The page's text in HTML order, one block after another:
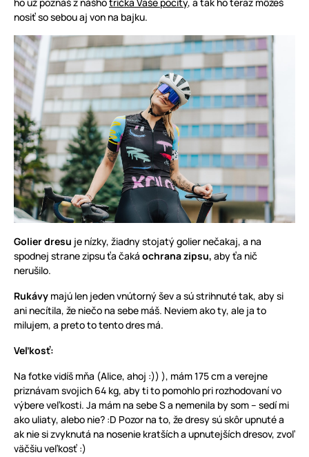
ho už poznáš z nášhotrička Vaše pocity, a tak ho teraz môžeš
nosiť so sebou aj von na bajku.
Golier dresu je nízky, žiadny stojatý golier nečakaj, a na
spodnej strane zipsu ťa čaká ochrana zipsu, aby ťa nič
nerušilo.
Rukávy majú len jeden vnútorný šev a sú strihnuté tak, aby si
ani necítila, že niečo na sebe máš. Neviem ako ty, ale ja to
milujem, a preto to tento dres má.
Veľkosť:
Na fotke vidíš mňa (Alice, ahoj :)) ), mám 175 cm a verejne
priznávam svojich 64 kg, aby ti to pomohlo pri rozhodovaní vo
výbere veľkosti. Ja mám na sebe S a nemenila by som – sedí mi
ako uliaty, alebo nie? :D Pozor na to, že dresy sú skôr upnuté a
ak nie si zvyknutá na nosenie kratších a upnutejších dresov, zvoľ
väčšiu veľkosť :)